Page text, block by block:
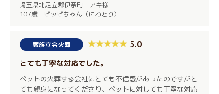
埼玉県北足立郡伊奈町 アキ様
107歳 ピッピちゃん（にわとり）
家族立会火葬 5.0
とても丁寧な対応でした。
ペットの火葬する会社にとても不信感があったのですがと
ても親身になってくださり、ペットに対しても丁寧な対応